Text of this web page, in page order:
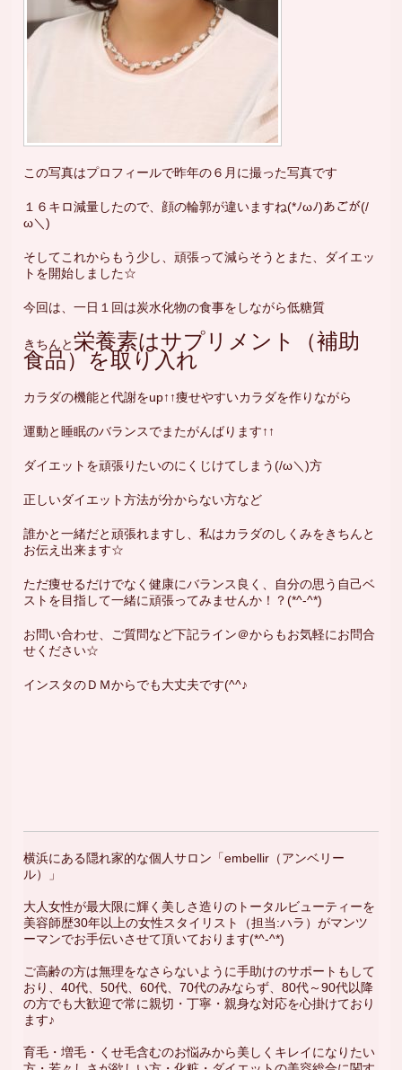
この写真はプロフィールで昨年の６月に撮った写真です
１６キロ減量したので、顔の輪郭が違いますね(*ﾉωﾉ)あごが(/
ω＼)
そしてこれからもう少し、頑張って減らそうとまた、ダイエッ
トを開始しました☆
今回は、一日１回は炭水化物の食事をしながら低糖質
きちんと栄養素はサプリメント（補助
食品）を取り入れ
カラダの機能と代謝をup↑↑痩せやすいカラダを作りながら
運動と睡眠のバランスでまたがんばります↑↑
ダイエットを頑張りたいのにくじけてしまう(/ω＼)方
正しいダイエット方法が分からない方など
誰かと一緒だと頑張れますし、私はカラダのしくみをきちんと
お伝え出来ます☆
ただ痩せるだけでなく健康にバランス良く、自分の思う自己ベ
ストを目指して一緒に頑張ってみませんか！？(*^-^*)
お問い合わせ、ご質問など下記ライン＠からもお気軽にお問合
せください☆
インスタのＤＭからでも大丈夫です(^^♪
横浜にある隠れ家的な個人サロン「embellir（アンベリー
ル）」
大人女性が最大限に輝く美しさ造りのトータルビューティーを
美容師歴30年以上の女性スタイリスト（担当:ハラ）がマンツ
ーマンでお手伝いさせて頂いております(*^-^*)
ご高齢の方は無理をなさらないように手助けのサポートもして
おり、40代、50代、60代、70代のみならず、80代～90代以降
の方でも大歓迎で常に親切・丁寧・親身な対応を心掛けており
ます♪
育毛・増毛・くせ毛含むのお悩みから美しくキレイになりたい